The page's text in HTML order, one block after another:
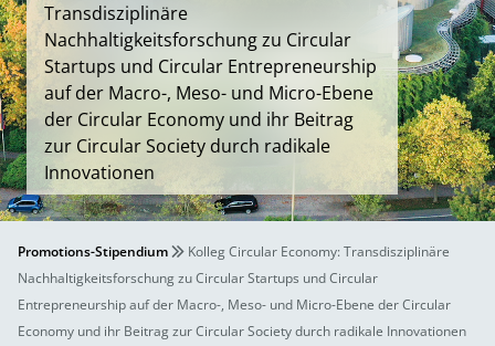
Transdisziplinäre
Nachhaltigkeitsforschung zu Circular
Startups und Circular Entrepreneurship
auf der Macro-, Meso- und Micro-Ebene
der Circular Economy und ihr Beitrag
zur Circular Society durch radikale
Innovationen
Promotions-Stipendium
Kolleg Circular Economy: Transdisziplinäre
Nachhaltigkeitsforschung zu Circular Startups und Circular
Entrepreneurship auf der Macro-, Meso- und Micro-Ebene der Circular
Economy und ihr Beitrag zur Circular Society durch radikale Innovationen